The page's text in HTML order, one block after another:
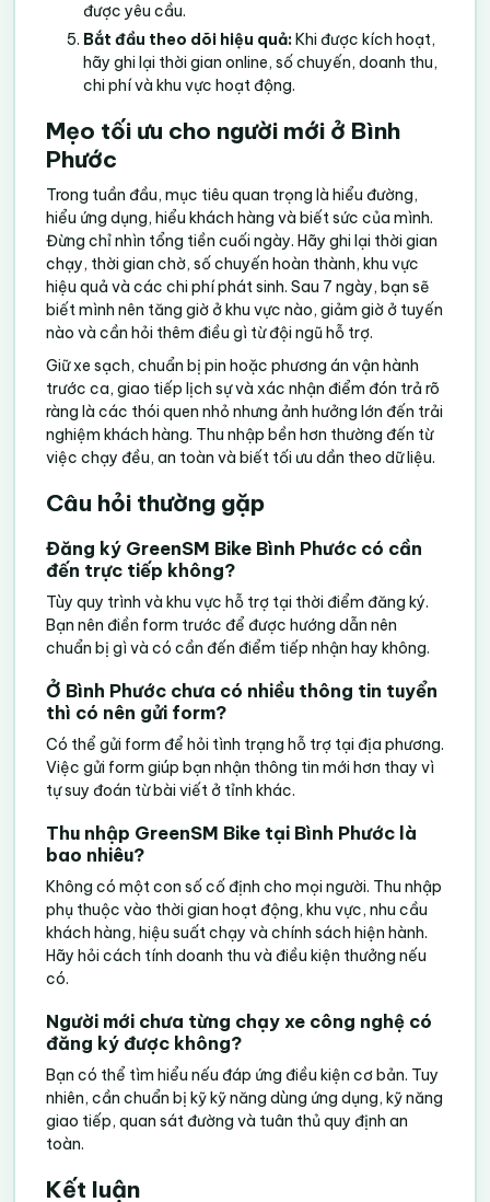
được yêu cầu.
Bắt đầu theo dõi hiệu quả:Khi được kích hoạt,
hãy ghi lại thời gian online, số chuyến, doanh thu,
chi phí và khu vực hoạt động.
Mẹo tối ưu cho người mới ở Bình
Phước
Trong tuần đầu, mục tiêu quan trọng là hiểu đường,
hiểu ứng dụng, hiểu khách hàng và biết sức của mình.
Đừng chỉ nhìn tổng tiền cuối ngày. Hãy ghi lại thời gian
chạy, thời gian chờ, số chuyến hoàn thành, khu vực
hiệu quả và các chi phí phát sinh. Sau 7 ngày, bạn sẽ
biết mình nên tăng giờ ở khu vực nào, giảm giờ ở tuyến
nào và cần hỏi thêm điều gì từ đội ngũ hỗ trợ.
Giữ xe sạch, chuẩn bị pin hoặc phương án vận hành
trước ca, giao tiếp lịch sự và xác nhận điểm đón trả rõ
ràng là các thói quen nhỏ nhưng ảnh hưởng lớn đến trải
nghiệm khách hàng. Thu nhập bền hơn thường đến từ
việc chạy đều, an toàn và biết tối ưu dần theo dữ liệu.
Câu hỏi thường gặp
Đăng ký GreenSM Bike Bình Phước có cần
đến trực tiếp không?
Tùy quy trình và khu vực hỗ trợ tại thời điểm đăng ký.
Bạn nên điền form trước để được hướng dẫn nên
chuẩn bị gì và có cần đến điểm tiếp nhận hay không.
Ở Bình Phước chưa có nhiều thông tin tuyển
thì có nên gửi form?
Có thể gửi form để hỏi tình trạng hỗ trợ tại địa phương.
Việc gửi form giúp bạn nhận thông tin mới hơn thay vì
tự suy đoán từ bài viết ở tỉnh khác.
Thu nhập GreenSM Bike tại Bình Phước là
bao nhiêu?
Không có một con số cố định cho mọi người. Thu nhập
phụ thuộc vào thời gian hoạt động, khu vực, nhu cầu
khách hàng, hiệu suất chạy và chính sách hiện hành.
Hãy hỏi cách tính doanh thu và điều kiện thưởng nếu
có.
Người mới chưa từng chạy xe công nghệ có
đăng ký được không?
Bạn có thể tìm hiểu nếu đáp ứng điều kiện cơ bản. Tuy
nhiên, cần chuẩn bị kỹ kỹ năng dùng ứng dụng, kỹ năng
giao tiếp, quan sát đường và tuân thủ quy định an
toàn.
Kết luận